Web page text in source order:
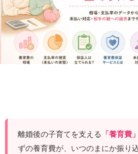
離婚後の子育てを支える 「養育費」
ずの養育費が、いつのまにか振